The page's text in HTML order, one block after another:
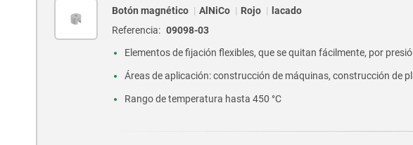
Botón magnético AlNiCo Rojo
lacado
Referencia: 09098-03
Elementos de fijación flexibles, que se quitan fácilmente, por
Áreas de aplicación: construcción de máquinas, construcción de
Rango de temperatura hasta 450 °C